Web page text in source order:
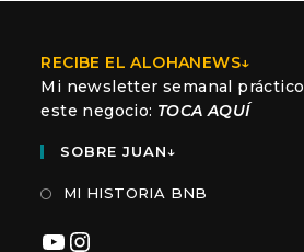
RECIBE EL ALOHANEWS↓
Mi newsletter semanal
este negocio: TOCA AQUÍ
SOBRE JUAN↓
MI HISTORIA BNB
YouTubeInstagram